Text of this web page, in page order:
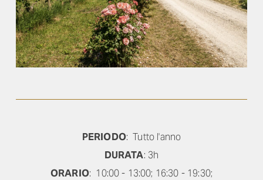
PERIODO: Tutto l'anno
DURATA: 3h
ORARIO: 10:00 - 13:00; 16:30 - 19:30;